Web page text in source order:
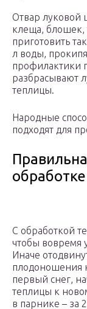
Отвар луковой
клеща, блошек,
приготовить
л воды,
профилактики
разбрасывают
теплицы.
Народные
подходят для
обработке
С обработкой
чтобы вовремя
Иначе
плодоношения
первый снег,
теплицы к
в парнике – за